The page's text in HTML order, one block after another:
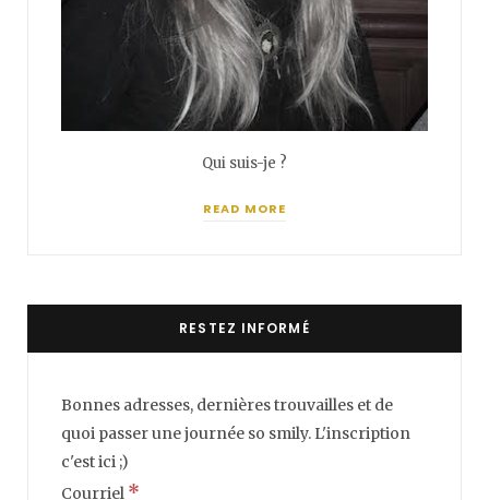
Qui suis-je ?
READ MORE
RESTEZ INFORMÉ
Bonnes adresses, dernières trouvailles et de
quoi passer une journée so smily. L'inscription
c'est ici ;)
Courriel *